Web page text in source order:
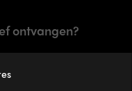
ontvangen?